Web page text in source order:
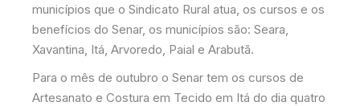
municípios que o Sindicato Rural atua, os cursos e os
benefícios do Senar, os municípios são: Seara,
Xavantina, Itá, Arvoredo, Paial e Arabutã.
Para o mês de outubro o Senar tem os cursos de
Artesanato e Costura em Tecido em Itá do dia quatro